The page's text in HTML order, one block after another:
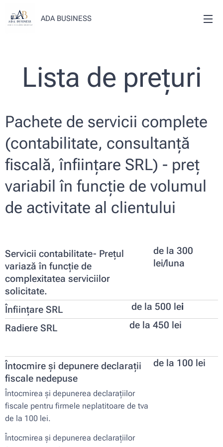
ADA BUSINESS
Lista de prețuri
Pachete de servicii complete
(contabilitate, consultanță
fiscală, înființare SRL) - preț
variabil în funcție de volumul
de activitate al clientului
Servicii contabilitate- Prețul
variază în funcție de
complexitatea serviciilor
solicitate.
de la 300
lei/luna
Înființare SRL de la 500 lei
Radiere SRL
de la 450 lei
Întocmire și depunere declarații
fiscale nedepuse
Întocmirea și depunerea declarațiilor
fiscale pentru firmele neplatitoare de tva
de la 100 lei.
Întocmirea și depunerea declarațiilor
de la 100 lei